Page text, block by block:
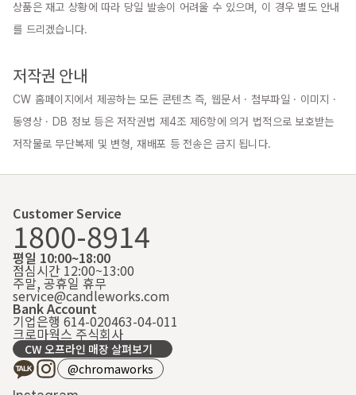
상품은 재고 상황에 따라 당일 발송이 어려울 수 있으며, 이 경우 별도 안내
를 드리겠습니다.
저작권 안내
CW 홈페이지에서 제공하는 모든 콘텐츠 즉, 웹문서 · 첨부파일 · 이미지 ·
동영상 · DB 정보 등은 저작권법 제4조 제6항에 의거 법적으로 보호받는
저작물로 무단복제 및 변형, 재배포 등 전송은 금지 됩니다.
Customer Service
1800-8914
평일 10:00~18:00
점심시간 12:00~13:00
주말, 공휴일 휴무
service@candleworks.com
Bank Account
기업은행 614-020463-04-011
크로마웍스 주식회사
CW 오프라인 매장 살펴보기
@chromaworks